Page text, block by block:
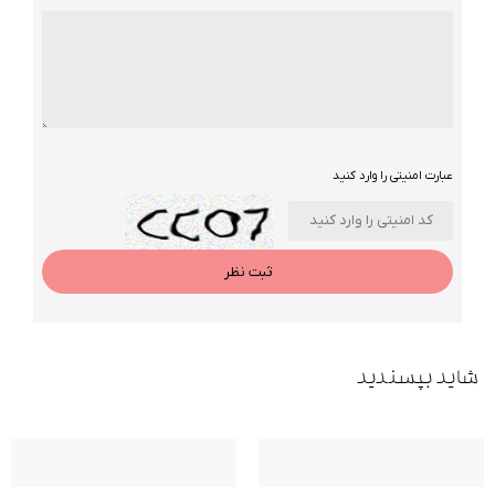
عبارت امنیتی را وارد کنید
ثبت نظر
شاید بپسندید